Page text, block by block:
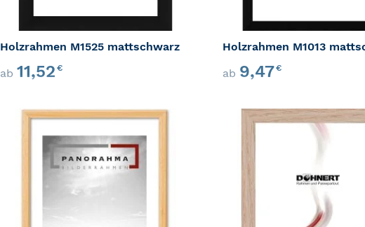
Holzrahmen M1525 mattschwarz
ab 11,52€
Holzrahmen M1013
ab 9,47€
ZUR VERGLEICHSLISTE